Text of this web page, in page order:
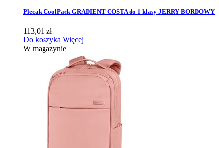
Plecak CoolPack GRADIENT COSTA do 1 klasy JERRY BORDOWY
113,01 zł
Do koszyka Więcej
W magazynie